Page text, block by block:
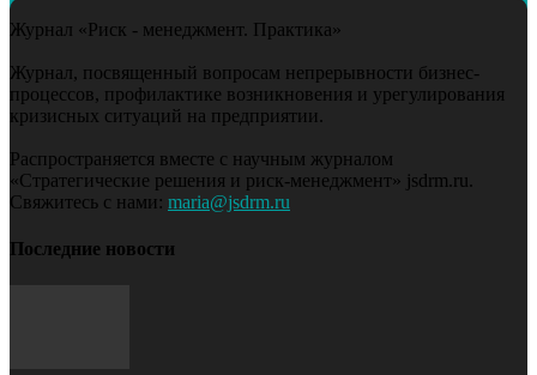
Журнал «Риск - менеджмент. Практика»
Журнал, посвященный вопросам непрерывности бизнес-
процессов, профилактике возникновения и урегулирования
кризисных ситуаций на предприятии.
Распространяется вместе с научным журналом
«Стратегические решения и риск-менеджмент» jsdrm.ru.
Свяжитесь с нами: maria@jsdrm.ru
Последние новости